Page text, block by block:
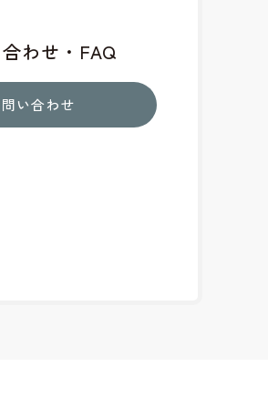
わせ・FAQ
い合わせ